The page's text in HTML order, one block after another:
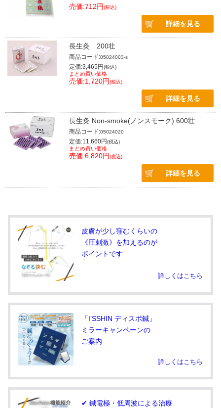
売価:712円(税込)
詳細を見る
長生灸 200壮
商品コード:05024003-s
定価:3,465円(税込)
まとめ買い価格
売価:1,720円(税込)
詳細を見る
長生灸 Non-smoke(ノンスモーク) 600壮
商品コード:05024020
定価:11,660円(税込)
まとめ買い価格
売価:6,820円(税込)
詳細を見る
皮膚が少し窪むくらいの
《圧刺激》を加えるのが
ポイントです
詳しくはこちら
「I’SSHIN ディスポ鍼」
ミラーキャンペーンの
ご案内
詳しくはこちら
✔ 鍼電極・低周波による治療